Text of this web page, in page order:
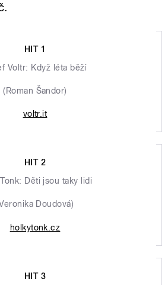
HIT 1
Voltr: Když léta běží
(Roman Šandor)
voltr.it
HIT 2
Děti jsou taky lidi
Doudová)
holkytonk.cz
HIT 3